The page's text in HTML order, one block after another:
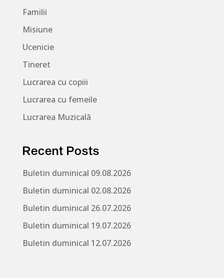
Familii
Misiune
Ucenicie
Tineret
Lucrarea cu copiii
Lucrarea cu femeile
Lucrarea Muzicală
Recent Posts
Buletin duminical 09.08.2026
Buletin duminical 02.08.2026
Buletin duminical 26.07.2026
Buletin duminical 19.07.2026
Buletin duminical 12.07.2026